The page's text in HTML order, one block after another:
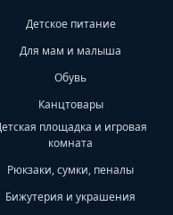
Детское питание
Для мам и малыша
Обувь
Канцтовары
площадка и игровая
комната
Рюкзаки, сумки, пеналы
Бижутерия и украшения